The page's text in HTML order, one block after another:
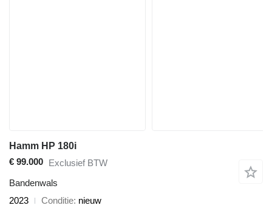
Hamm HP 180i
€ 99.000 Exclusief BTW
Bandenwals
2023
Conditie nieuw